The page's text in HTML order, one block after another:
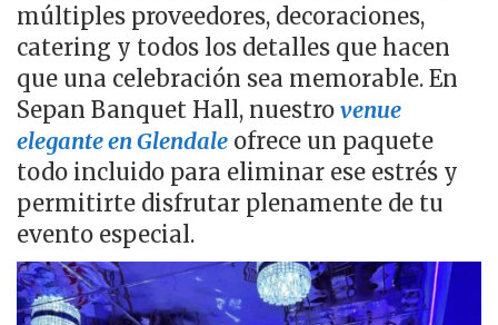
múltiples proveedores, decoraciones,
catering y todos los detalles que hacen
que una celebración sea memorable. En
Sepan Banquet Hall, nuestro venue
elegante en Glendale ofrece un paquete
todo incluido para eliminar ese estrés y
permitirte disfrutar plenamente de tu
evento especial.